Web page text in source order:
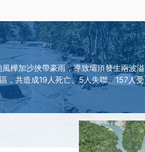
樺加沙挾帶豪雨，導致壩頂發生兩波溢
，共造成19人死亡、5人失聯、157人受